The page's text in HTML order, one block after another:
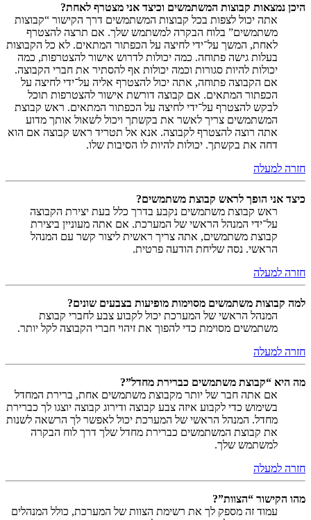
היכן נמצאות קבוצות המשתמשים וכיצד אני מצטרף לאחת?
אתה יכול לצפות בכל קבוצות המשתמשים דרך הקישור “קבוצות
משתמשים” בלוח הבקרה למשתמש שלך. אם תרצה להצטרף
לאחת, המשך על־ידי לחיצה על הכפתור המתאים. לא כל הקבוצות
בעלות גישה פתוחה. כמה יכולות לדרוש אישור להצטרפות, כמה
יכולות להיות סגורות וכמה יכולות אף להסתיר את חברי הקבוצה.
אם הקבוצה פתוחה, אתה יכול להצטרף אליה על־ידי לחיצה על
הכפתור המתאים. אם קבוצה דורשת אישור להצטרפות תוכל
לבקש להצטרף על־ידי לחיצה על הכפתור המתאים. ראש קבוצת
המשתמשים צריך לאשר את בקשתך ויכול לשאול אותך מדוע
אתה רוצה להצטרף לקבוצה. אנא אל תטריד ראש קבוצה אם הוא
דחה את בקשתך. יכולות להיות לו הסיבות שלו.
חזרה למעלה
כיצד אני הופך לראש קבוצת משתמשים?
ראש קבוצת משתמשים נקבע בדרך כלל בעת יצירת הקבוצה
על־ידי המנהל הראשי של המערכת. אם אתה מעוניין ביצירת
קבוצת משתמשים, אתה צריך ראשית ליצור קשר עם המנהל
הראשי. נסה שליחת הודעה פרטית.
חזרה למעלה
למה קבוצות משתמשים מסוימות מופיעות בצבעים שונים?
המנהל הראשי של המערכת יכול לקבוע צבע לחברי קבוצת
משתמשים מסוימת כדי להפוך את זיהוי חברי הקבוצה לקל יותר.
חזרה למעלה
מה היא “קבוצת משתמשים כברירת מחדל”?
אם אתה חבר של יותר מקבוצת משתמשים אחת, ברירת המחדל
בשימוש כדי לקבוע איזה צבע קבוצה ודירוג קבוצה יוצגו לך כברירת
מחדל. המנהל הראשי של המערכת יכול לאפשר לך הרשאה לשנות
את קבוצת המשתמשים כברירת מחדל שלך דרך לוח הבקרה
למשתמש שלך.
חזרה למעלה
מהו הקישור “הצוות”?
עמוד זה מספק לך את רשימת הצוות של המערכת, כולל המנהלים